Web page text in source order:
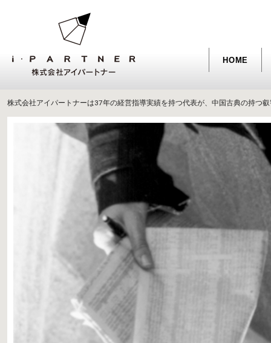
HOME
株式会社アイパートナーは37年の経営指導実績を持つ代表が、中国古典の持つ